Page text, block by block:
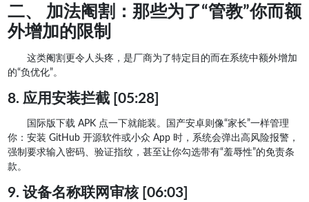
二、 加法阉割：那些为了“管教”你而额
外增加的限制
这类阉割更令人头疼，是厂商为了特定目的而在系统中额外增加
的“负优化”。
8. 应用安装拦截 [05:28]
国际版下载 APK 点一下就能装。国产安卓则像“家长”一样管理
你：安装 GitHub 开源软件或小众 App 时，系统会弹出高风险报警，
强制要求输入密码、验证指纹，甚至让你勾选带有“羞辱性”的免责条
款。
9. 设备名称联网审核 [06:03]